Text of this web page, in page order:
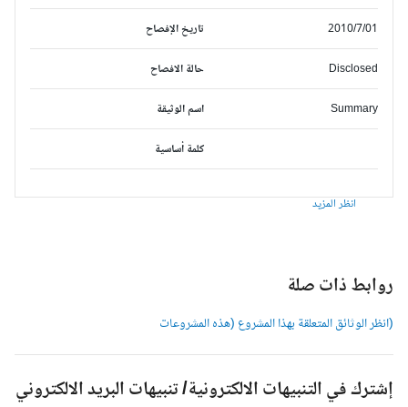
تاريخ الإفصاح 2010/7/01
حالة الافصاح Disclosed
اسم الوثيقة Summary
كلمة أساسية
انظر المزيد
روابط ذات صلة
(انظر الوثائق المتعلقة بهذا المشروع (هذه المشروعات
إشترك في التنبيهات الالكترونية/ تنبيهات البريد الالكتروني